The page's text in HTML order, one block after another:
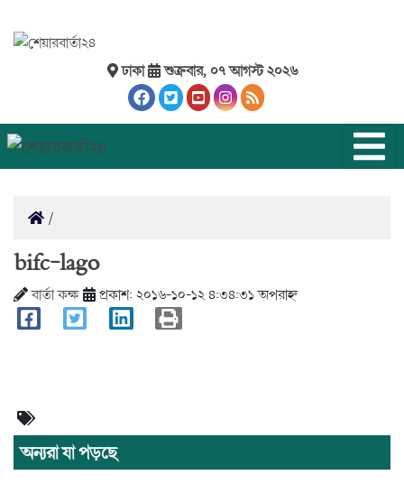
ঢাকা শুক্রবার, ০৭ আগস্ট ২০২৬
bifc-lago
বার্তা কক্ষ প্রকাশ: ২০১৬-১০-১২ ৪:৩৪:৩১ অপরাহ্ন
অন্যরা যা পড়ছে